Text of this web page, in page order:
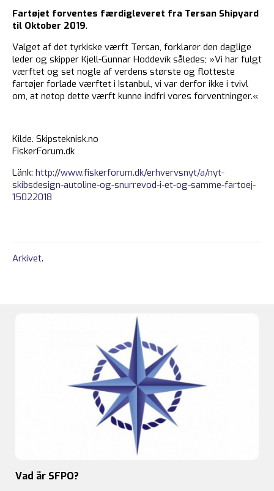
Fartøjet forventes færdigleveret fra Tersan Shipyard
til Oktober 2019.
Valget af det tyrkiske værft Tersan, forklarer den daglige
leder og skipper Kjell-Gunnar Hoddevík således; »Vi har fulgt
værftet og set nogle af verdens største og flotteste
fartøjer forlade værftet i Istanbul, vi var derfor ikke i tvivl
om, at netop dette værft kunne indfri vores forventninger.«
Kilde. Skipsteknisk.no
FiskerForum.dk
Länk: http://www.fiskerforum.dk/erhvervsnyt/a/nyt-
skibsdesign-autoline-og-snurrevod-i-et-og-samme-fartoej-
15022018
Arkivet.
Vad är SFPO?